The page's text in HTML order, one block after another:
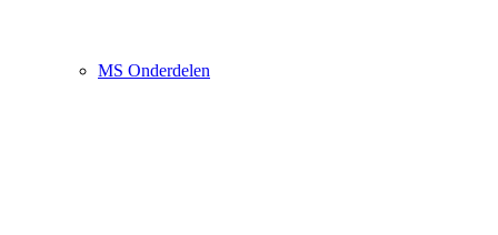
MS Onderdelen